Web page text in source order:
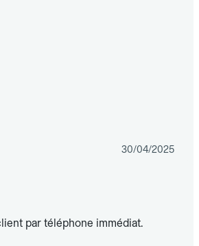
30/04/2025
par téléphone immédiat.